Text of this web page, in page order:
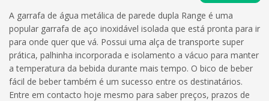
A garrafa de água metálica de parede dupla Range é uma
popular garrafa de aço inoxidável isolada que está pronta para ir
para onde quer que vá. Possui uma alça de transporte super
prática, palhinha incorporada e isolamento a vácuo para manter
a temperatura da bebida durante mais tempo. O bico de beber
fácil de beber também é um sucesso entre os destinatários.
Entre em contacto hoje mesmo para saber preços, prazos de